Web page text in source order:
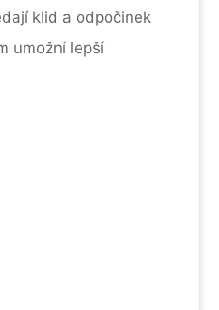
klid a odpočinek
umožní lepší